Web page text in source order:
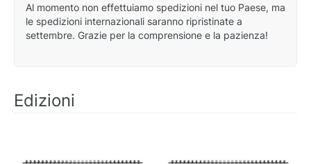
Al momento non effettuiamo spedizioni nel tuo Paese, ma
le spedizioni internazionali saranno ripristinate a
settembre. Grazie per la comprensione e la pazienza!
Edizioni